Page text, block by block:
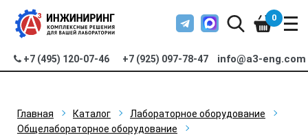
+7 (495) 120-07-46 +7 (925) 097-78-47 info@a3-eng.com
0
Главная Каталог
Лабораторное оборудование
Общелабораторное оборудование